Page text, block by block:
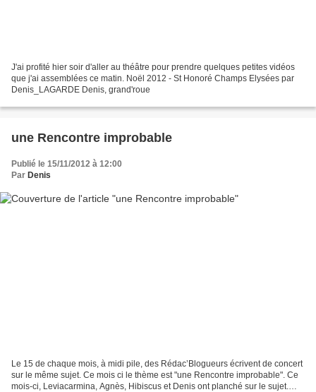
J'ai profité hier soir d'aller au théâtre pour prendre quelques petites vidéos
que j'ai assemblées ce matin. Noël 2012 - St Honoré Champs Elysées par
Denis_LAGARDE Denis, grand'roue
une Rencontre improbable
Publié le 15/11/2012 à 12:00
Par Denis
Le 15 de chaque mois, à midi pile, des Rédac’Blogueurs écrivent de concert
sur le même sujet. Ce mois ci le thème est "une Rencontre improbable". Ce
mois-ci, Leviacarmina, Agnès, Hibiscus et Denis ont planché sur le sujet.